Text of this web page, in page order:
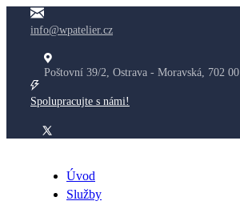
info@wpatelier.cz
Poštovní 39/2, Ostrava - Moravská, 702 00
Spolupracujte s námi!
Úvod
Služby